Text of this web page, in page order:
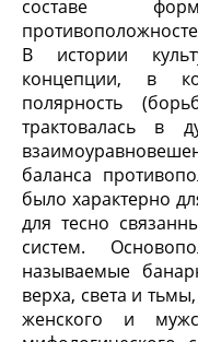
составе
В истории
концепции, в
полярность
трактовалась в
баланса
было характерно
для тесно
систем.
называемые
верха, света и
женского и